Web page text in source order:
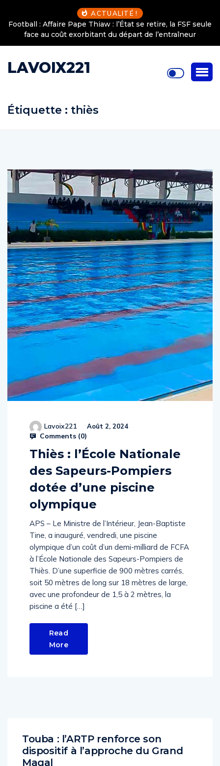
ACTUALITÉ !
Football : Affaire Pape Thiaw : l’État se retire, la FSF seule
face au coût exorbitant du départ de l’entraîneur
LAVOIX221
Étiquette : thiès
Lavoix221 Août 2, 2024
Comments (0)
Thiès : l’École Nationale
des Sapeurs-Pompiers
dotée d’une piscine
olympique
APS – Le Ministre de l’Intérieur, Jean-Baptiste
Tine, a inauguré, vendredi, une piscine
olympique d’un coût d’un demi-milliard de FCFA
à l’École Nationale des Sapeurs-Pompiers de
Thiès. D’une superficie de 900 mètres carrés,
soit 50 mètres de long sur 18 mètres de large,
avec une profondeur de 1,5 à 2 mètres, la
piscine a été […]
Read
More
Touba : l’ARTP renforce son
dispositif à l’approche du Grand
Magal